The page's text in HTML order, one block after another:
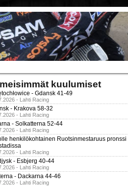
kuulumiset
- Gdansk 41-49
- Lahti Racing
- Krakova 58-32
- Lahti Racing
- Solkatterna 52-44
- Lahti Racing
henkilökohtainen Ruotsinmestaruus pronssi
- Lahti Racing
- Esbjerg 40-44
- Lahti Racing
- Dackarna 44-46
- Lahti Racing